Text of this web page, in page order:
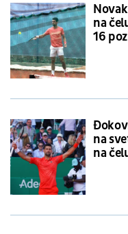
na
16
na
na